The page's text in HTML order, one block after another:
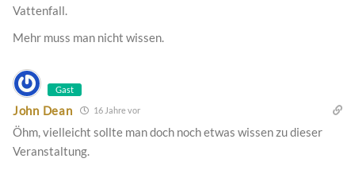
Vattenfall.
Mehr muss man nicht wissen.
Gast
John Dean 16 Jahre vor
Öhm, vielleicht sollte man doch noch etwas wissen zu dieser
Veranstaltung.